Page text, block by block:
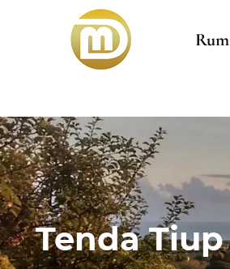
Tenda